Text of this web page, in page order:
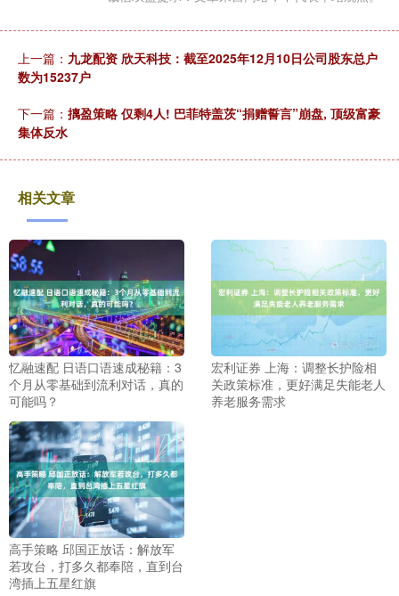
上一篇： 九龙配资 欣天科技：截至2025年12月10日公司股东总户
数为15237户
下一篇： 摛盈策略 仅剩4人! 巴菲特盖茨“捐赠誓言”崩盘, 顶级富豪
集体反水
相关文章
忆融速配 日语口语速成秘籍：3
个月从零基础到流利对话，真的
可能吗？
宏利证券 上海：调整长护险相
关政策标准，更好满足失能老人
养老服务需求
高手策略 邱国正放话：解放军
若攻台，打多久都奉陪，直到台
湾插上五星红旗